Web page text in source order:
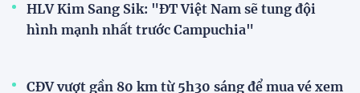
23:26 24/07/2026